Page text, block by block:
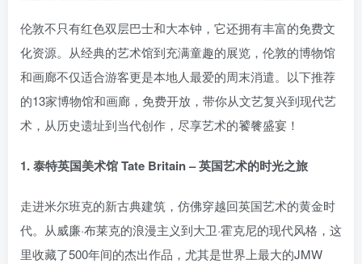
伦敦不只有红色双层巴士和大本钟，它还拥有丰富的免费文
化资源。从经典的艺术馆到充满童趣的展览，伦敦的博物馆
和画廊不仅适合游客更是本地人最爱的周末消遣。以下推荐
的13家博物馆和画廊，免费开放，带你从文艺复兴到现代艺
术，从历史遗址到当代创作，尽享艺术的饕餮盛宴！
1. 泰特英国美术馆 Tate Britain – 英国艺术的时光之旅
走进米尔班克的新古典建筑，仿佛穿越回英国艺术的黄金时
代。从威廉·布莱克的浪漫主义到大卫·霍克尼的现代风格，这
里收藏了500年间的杰出作品，尤其是世界上最大的JMW